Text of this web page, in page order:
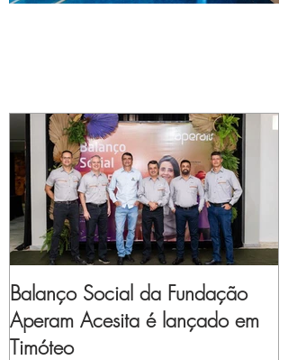
Balanço Social da Fundação
Aperam Acesita é lançado em
Timóteo